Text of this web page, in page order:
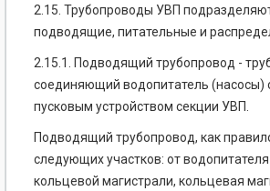
2.15. Трубопроводы УВП
подводящие, питательные и
2.15.1. Подводящий трубопровод -
соединяющий водопитатель (насосы)
пусковым устройством секции УВП.
Подводящий трубопровод, как
следующих участков: от
кольцевой магистрали, кольцевая